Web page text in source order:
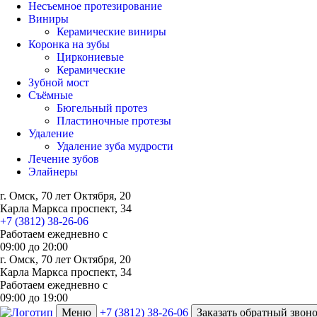
Несъемное протезирование
Виниры
Керамические виниры
Коронка на зубы
Циркониевые
Керамические
Зубной мост
Съёмные
Бюгельный протез
Пластиночные протезы
Удаление
Удаление зуба мудрости
Лечение зубов
Элайнеры
г. Омск, 70 лет Октября, 20
Карла Маркса проспект, 34
+7 (3812) 38-26-06
Работаем ежедневно с
09:00 до 20:00
г. Омск, 70 лет Октября, 20
Карла Маркса проспект, 34
Работаем ежедневно с
09:00 до 19:00
Меню
+7 (3812) 38-26-06 Заказать обратный